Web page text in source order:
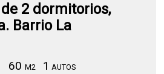
2 dormitorios,
Barrio La
60 M2 1 AUTOS